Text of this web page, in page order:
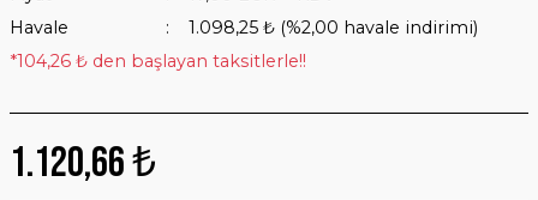
Havale
1.098,25 ₺ (%2,00 havale indirimi)
*104,26 ₺ den başlayan taksitlerle!!
1.120,66 ₺